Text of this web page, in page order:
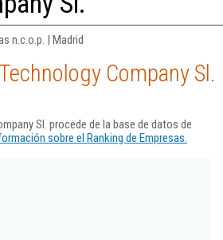
n.c.o.p. | Madrid
Company Sl.
Sl. procede de la base de datos de
sobre el Ranking de Empresas.